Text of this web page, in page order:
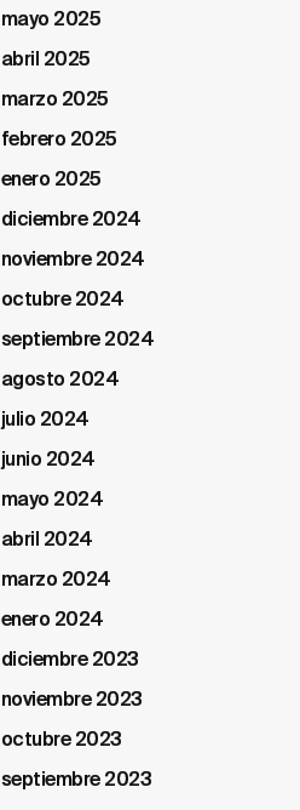
mayo 2025
abril 2025
marzo 2025
febrero 2025
enero 2025
diciembre 2024
noviembre 2024
octubre 2024
septiembre 2024
agosto 2024
julio 2024
junio 2024
mayo 2024
abril 2024
marzo 2024
enero 2024
diciembre 2023
noviembre 2023
octubre 2023
septiembre 2023